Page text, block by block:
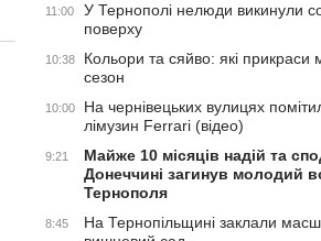
11:00
У Тернополі нелюди викинули
поверху
10:38
Кольори та сяйво: які прикраси
сезон
10:00
На чернівецьких вулицях
лімузин Ferrari (відео)
9:21
Майже 10 місяців надій та
Донеччині загинув молодий
Тернополя
8:45
На Тернопільщині заклали